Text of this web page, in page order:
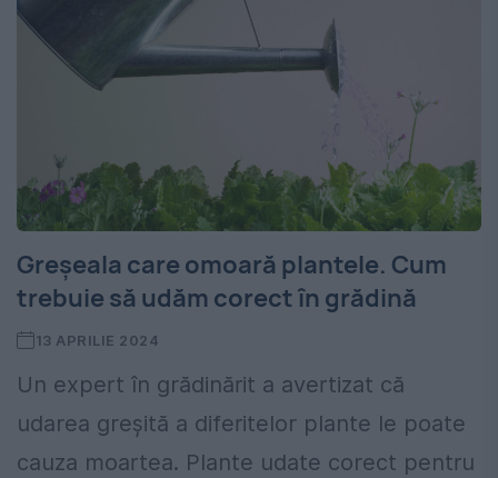
Greșeala care omoară plantele. Cum
trebuie să udăm corect în grădină
13 APRILIE 2024
Un expert în grădinărit a avertizat că
udarea greșită a diferitelor plante le poate
cauza moartea. Plante udate corect pentru